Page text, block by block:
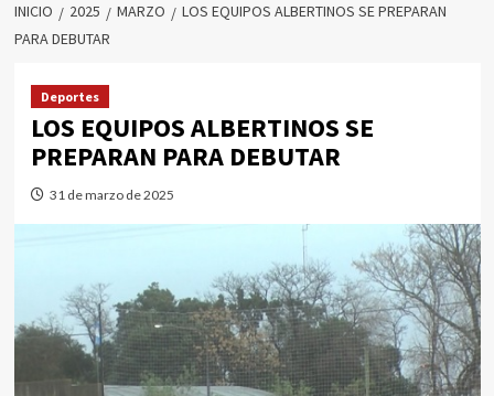
INICIO 2025 MARZO
LOS EQUIPOS ALBERTINOS SE PREPARAN
PARA DEBUTAR
Deportes
LOS EQUIPOS ALBERTINOS SE
PREPARAN PARA DEBUTAR
31 de marzo de 2025